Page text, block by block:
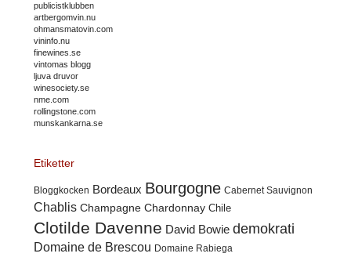
publicistklubben
artbergomvin.nu
ohmansmatovin.com
vininfo.nu
finewines.se
vintomas blogg
ljuva druvor
winesociety.se
nme.com
rollingstone.com
munskankarna.se
Etiketter
Bloggkocken Bordeaux Bourgogne Cabernet Sauvignon
Chablis Champagne Chardonnay Chile
Clotilde Davenne David Bowie demokrati
Domaine de Brescou Domaine Rabiega